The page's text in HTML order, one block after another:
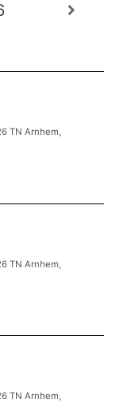
TN Arnhem,
TN Arnhem,
TN Arnhem,